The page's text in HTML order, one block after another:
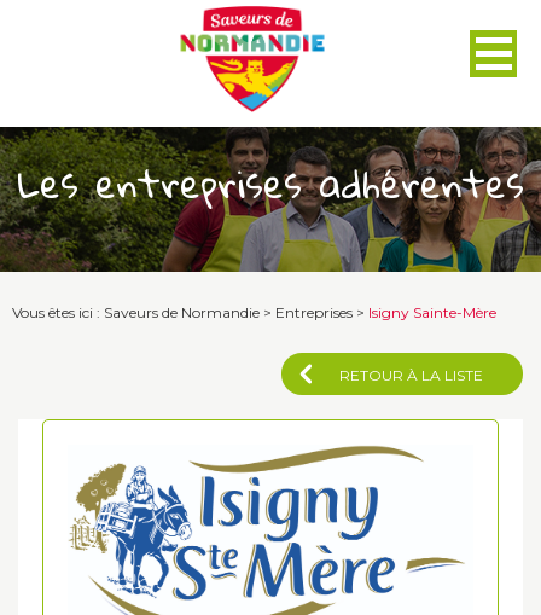
Les entreprises adhérentes
Vous êtes ici : Saveurs de Normandie > Entreprises > Isigny Sainte-Mère
RETOUR À LA LISTE
Panneau de gestion des cookies